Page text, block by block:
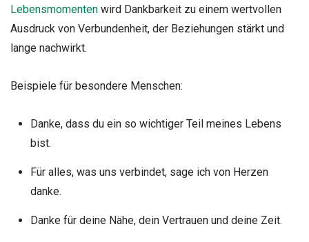
Lebensmomenten wird Dankbarkeit zu einem wertvollen
Ausdruck von Verbundenheit, der Beziehungen stärkt und
lange nachwirkt.
Beispiele für besondere Menschen:
Danke, dass du ein so wichtiger Teil meines Lebens
bist.
Für alles, was uns verbindet, sage ich von Herzen
danke.
Danke für deine Nähe, dein Vertrauen und deine Zeit.